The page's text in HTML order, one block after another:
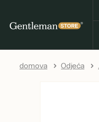
domova Odjeća